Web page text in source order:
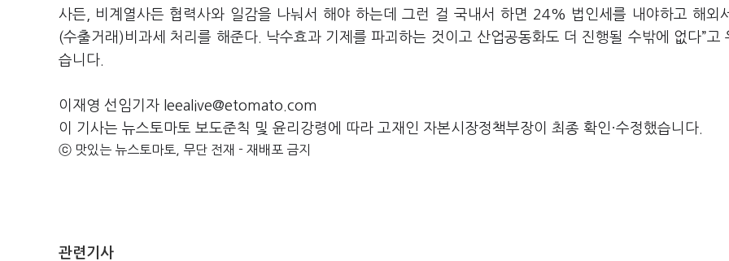
사든, 비계열사든 협력사와 일감을 나눠서 해야 하는데 그런 걸 국내서 하면 24% 법인세를 내야하고 해외
(수출거래)비과세 처리를 해준다. 낙수효과 기제를 파괴하는 것이고 산업공동화도 더 진행될 수밖에 없다”고
습니다.
이재영 선임기자 leealive@etomato.com
이 기사는 뉴스토마토 보도준칙 및 윤리강령에 따라 고재인 자본시장정책부장이 최종 확인·수정했습니다.
ⓒ 맛있는 뉴스토마토, 무단 전재 - 재배포 금지
관련기사